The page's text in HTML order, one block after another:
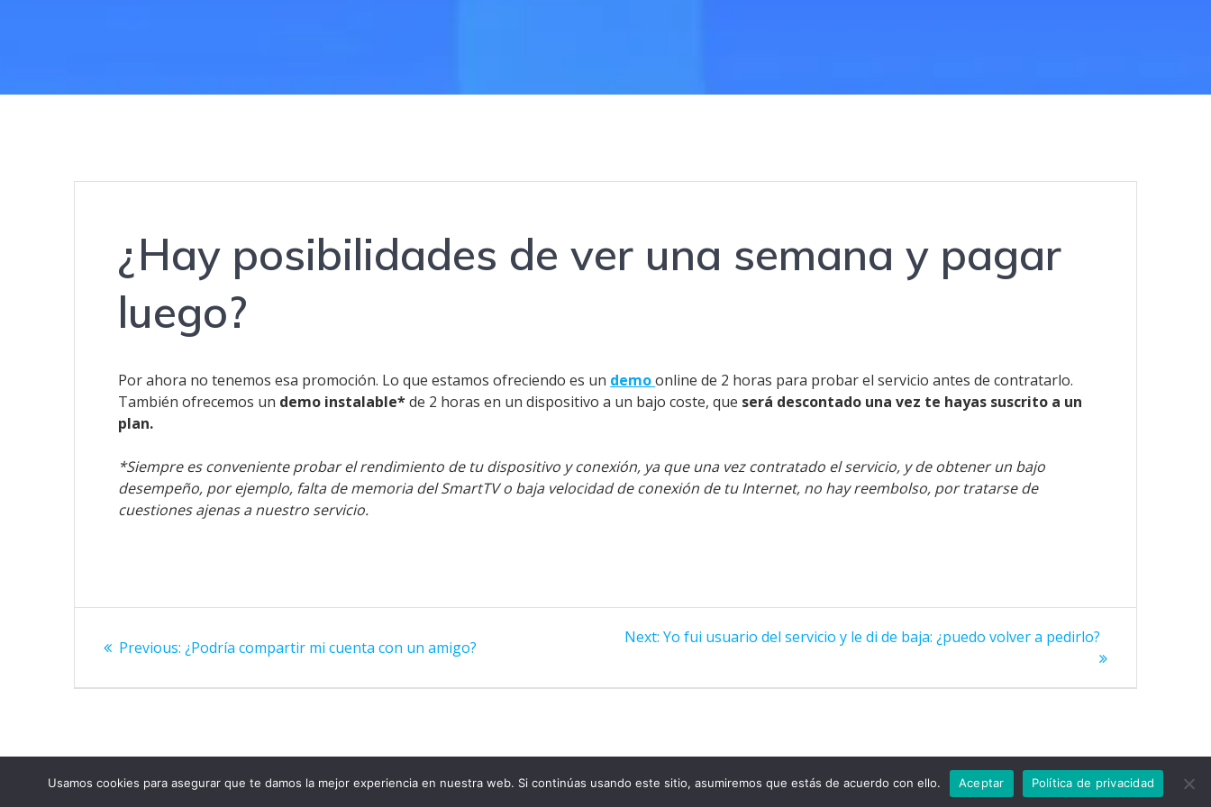
¿Hay posibilidades de ver una semana y pagar
luego?
Por ahora no tenemos esa promoción. Lo que estamos ofreciendo es un demoonline de 2 horas para probar el servicio antes de contratarlo.
También ofrecemos un demo instalable*de 2 horas en un dispositivo a un bajo coste, que será descontado una vez te hayas suscrito a un
plan.
*Siempre es conveniente probar el rendimiento de tu dispositivo y conexión, ya que una vez contratado el servicio, y de obtener un bajo
desempeño, por ejemplo, falta de memoria del SmartTV o baja velocidad de conexión de tu Internet, no hay reembolso, por tratarse de
cuestiones ajenas a nuestro servicio.
Previous: Previous
¿Podría compartir mi cuenta con un amigo?
Next: Next
Yo fui usuario del servicio y le di de baja: ¿puedo volver a pedirlo?
Usamos cookies para asegurar que te damos la mejor experiencia en nuestra web. Si continúas usando este sitio, asumiremos que estás de acuerdo con ello. Aceptar Política de privacidad